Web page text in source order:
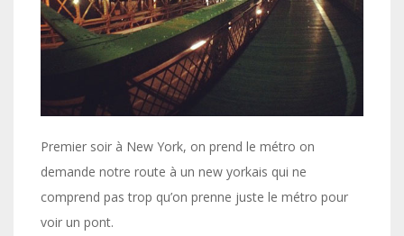
Premier soir à New York, on prend le métro on
demande notre route à un new yorkais qui ne
comprend pas trop qu’on prenne juste le métro pour
voir un pont.